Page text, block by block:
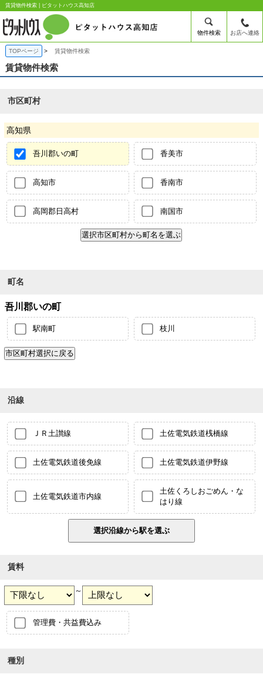
賃貸物件検索 | ピタットハウス高知店
物件検索 お店へ連絡
TOPページ 賃貸物件検索
賃貸物件検索
市区町村
高知県
吾川郡いの町 香美市
高知市 香南市
高岡郡日高村 南国市
町名
吾川郡いの町
駅南町 枝川
沿線
ＪＲ土讃線 土佐電気鉄道桟橋線
土佐電気鉄道後免線 土佐電気鉄道伊野線
土佐電気鉄道市内線
土佐くろしおごめん・な
はり線
賃料
～
管理費・共益費込み
種別